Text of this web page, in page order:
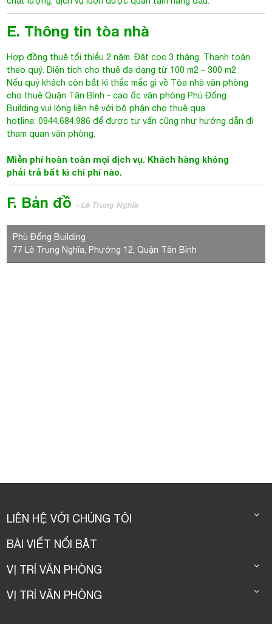
E. Thông tin tòa nhà
Hợp đồng thuê tối thiểu 2 năm. Đặt cọc 3 tháng. Thanh toán
theo quý. Diện tích cho thuê đa dạng từ 100 m2 – 300 m2
Nếu quý khách còn bất kì thắc mắc gì về Tòa nhà văn phòng
cho thuê Quận Tân Bình - cao ốc văn phòng Phù Đổng
Building vui lòng liên hệ với bộ phận cho thuê qua
hotline: 0944.684.986 để được tư vấn cũng như hướng dẫn đi
tham quan văn phòng.
Miễn phí hoàn toàn mọi dịch vụ. Khách hàng không
phải trả bất kì chi phí nào.
F. Bản đồ- Lê Trung Nghĩa
Phù Đổng Building
77 Lê Trung Nghĩa, Phường 12, Quận Tân Bình
LIÊN HỆ VỚI CHÚNG TÔI
BÀI VIẾT NỔI BẬT
VỊ TRÍ VĂN PHÒNG
VỊ TRÍ VĂN PHÒNG